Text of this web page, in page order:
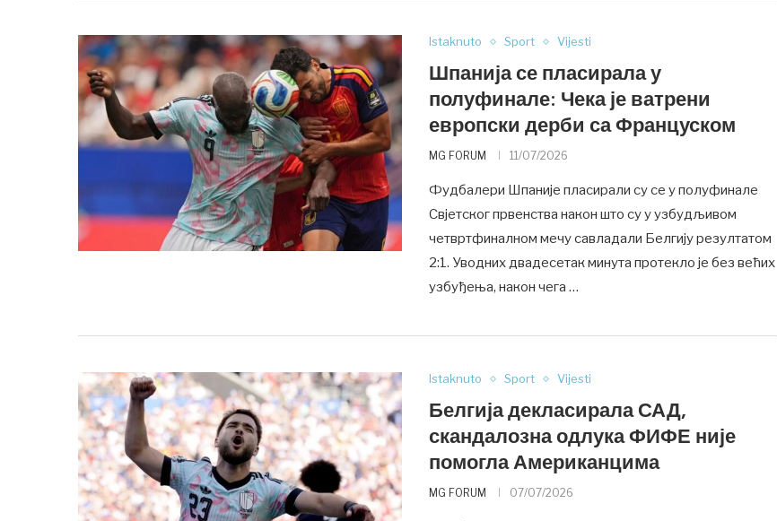
Istaknuto Sport Vijesti
Шпанија се пласирала у
полуфинале: Чека је ватрени
европски дерби са Француском
MG FORUM 11/07/2026
Фудбалери Шпаније пласирали су се у полуфинале
Свјетског првенства након што су у узбудљивом
четвртфиналном мечу савладали Белгију резултатом
2:1. Уводних двадесетак минута протекло је без већих
узбуђења, након чега …
Istaknuto Sport Vijesti
Белгија декласирала САД,
скандалозна одлука ФИФЕ није
помогла Американцима
MG FORUM 07/07/2026